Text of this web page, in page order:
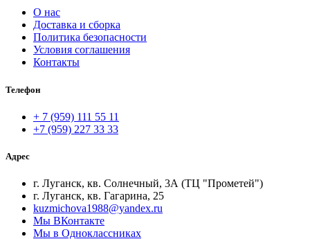
О нас
Доставка и сборка
Политика безопасности
Условия соглашения
Контакты
Телефон
+ 7 (959) 111 55 11
+7 (959) 227 33 33
Адрес
г. Луганск, кв. Солнечный, 3А (ТЦ "Прометей")
г. Луганск, кв. Гагарина, 25
kuzmichova1988@yandex.ru
Мы ВКонтакте
Мы в Одноклассниках